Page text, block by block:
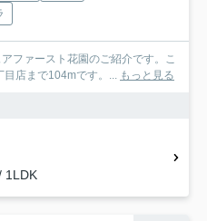
ファースト花園のご紹介です。こ
目店まで104mです。... もっと見る
1LDK